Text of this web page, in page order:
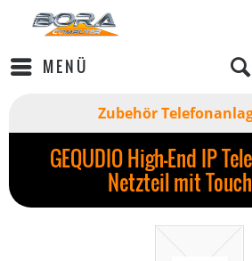
MENÜ
Zubehör
GEQUDIO High-End IP
Netzteil mit